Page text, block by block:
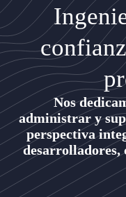
Nos
administrar y
perspectiva
desarrolladores,